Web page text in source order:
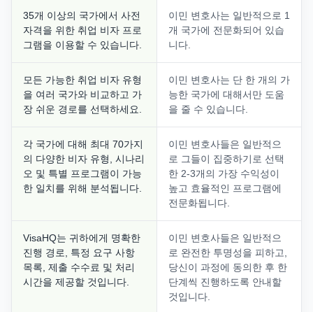
35개 이상의 국가에서 사전
자격을 위한 취업 비자 프로
그램을 이용할 수 있습니다.
이민 변호사는 일반적으로 1
개 국가에 전문화되어 있습
니다.
모든 가능한 취업 비자 유형
을 여러 국가와 비교하고 가
장 쉬운 경로를 선택하세요.
이민 변호사는 단 한 개의 가
능한 국가에 대해서만 도움
을 줄 수 있습니다.
각 국가에 대해 최대 70가지
의 다양한 비자 유형, 시나리
오 및 특별 프로그램이 가능
한 일치를 위해 분석됩니다.
이민 변호사들은 일반적으
로 그들이 집중하기로 선택
한 2-3개의 가장 수익성이
높고 효율적인 프로그램에
전문화됩니다.
VisaHQ는 귀하에게 명확한
진행 경로, 특정 요구 사항
목록, 제출 수수료 및 처리
시간을 제공할 것입니다.
이민 변호사들은 일반적으
로 완전한 투명성을 피하고,
당신이 과정에 동의한 후 한
단계씩 진행하도록 안내할
것입니다.